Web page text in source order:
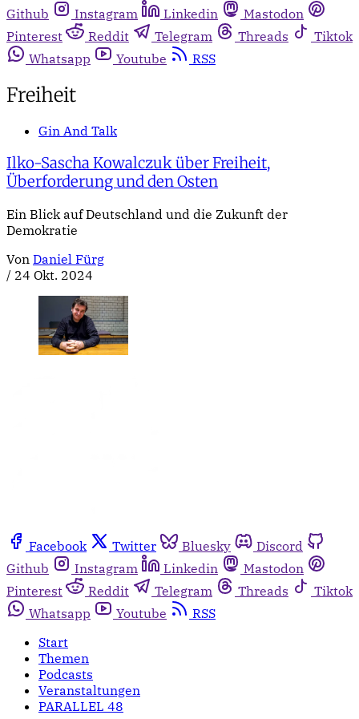
Github
Instagram Linkedin
Mastodon
Pinterest
Reddit Telegram Threads
Tiktok
Whatsapp
Youtube RSS
Freiheit
Gin And Talk
Ilko-Sascha Kowalczuk über Freiheit,
Überforderung und den Osten
Ein Blick auf Deutschland und die Zukunft der
Demokratie
Von Daniel Fürg
/ 24 Okt. 2024
Facebook Twitter Bluesky
Discord
Github
Instagram Linkedin
Mastodon
Pinterest
Reddit Telegram Threads
Tiktok
Whatsapp
Youtube
RSS
Start
Themen
Podcasts
Veranstaltungen
PARALLEL 48